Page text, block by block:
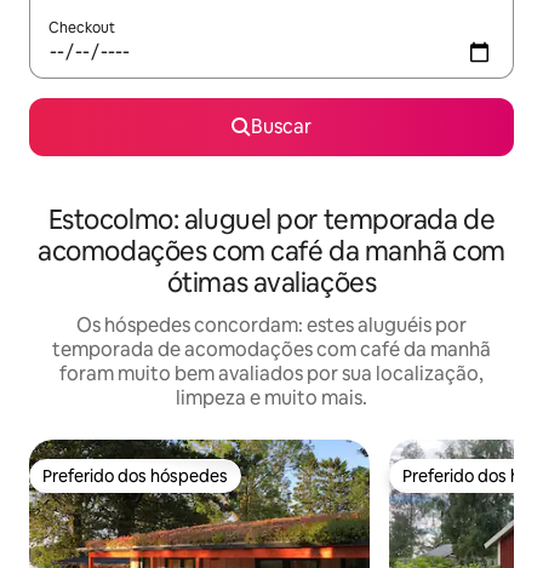
Checkout
Buscar
Estocolmo: aluguel por temporada de
acomodações com café da manhã com
ótimas avaliações
Os hóspedes concordam: estes aluguéis por
temporada de acomodações com café da manhã
foram muito bem avaliados por sua localização,
limpeza e muito mais.
Preferido dos hóspedes
Preferido dos hóspedes Preferido dos
Preferido dos